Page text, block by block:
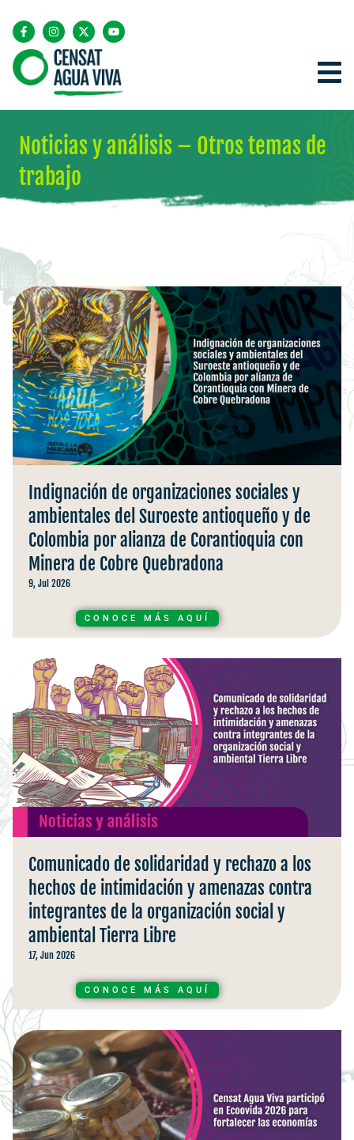
Noticias y análisis – Otros temas de
trabajo
Indignación de organizaciones sociales y
ambientales del Suroeste antioqueño y de
Colombia por alianza de Corantioquia con
Minera de Cobre Quebradona
9, Jul 2026
CONOCE MÁS AQUÍ
Comunicado de solidaridad y rechazo a los
hechos de intimidación y amenazas contra
integrantes de la organización social y
ambiental Tierra Libre
17, Jun 2026
CONOCE MÁS AQUÍ